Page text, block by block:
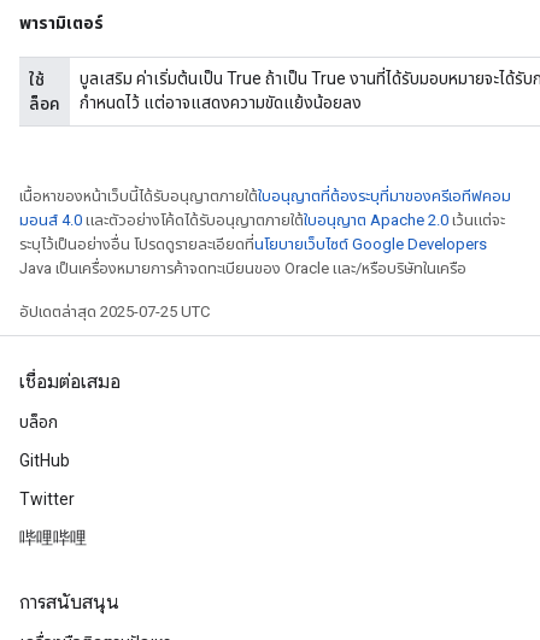
พารามิเตอร์
ใช้
ล็อค
บูลเสริม ค่าเริ่มต้นเป็น True ถ้าเป็น True งานที่ได้รับมอบหมายจะได้รั
กำหนดไว้ แต่อาจแสดงความขัดแย้งน้อยลง
เนื้อหาของหน้าเว็บนี้ได้รับอนุญาตภายใต้ใบอนุญาตที่ต้องระบุที่มาของครีเอทีฟคอม
มอนส์ 4.0 และตัวอย่างโค้ดได้รับอนุญาตภายใต้ใบอนุญาต Apache 2.0 เว้นแต่จะ
ระบุไว้เป็นอย่างอื่น โปรดดูรายละเอียดที่นโยบายเว็บไซต์ Google Developers
Java เป็นเครื่องหมายการค้าจดทะเบียนของ Oracle และ/หรือบริษัทในเครือ
อัปเดตล่าสุด 2025-07-25 UTC
เชื่อมต่อเสมอ
บล็อก
GitHub
Twitter
哔哩哔哩
การสนับสนุน